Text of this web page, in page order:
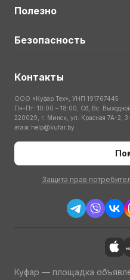
Полезно
Безопасность
Контакты
ООО «Куфар Тех», УНП 191767445
Пн-Пт: 10:00 – 18:00; Сб, Вс:
220029, г. Минск, ул. Красная 7А-2,
этаж help@kufar.by
Защита прав
Куфар — площадка